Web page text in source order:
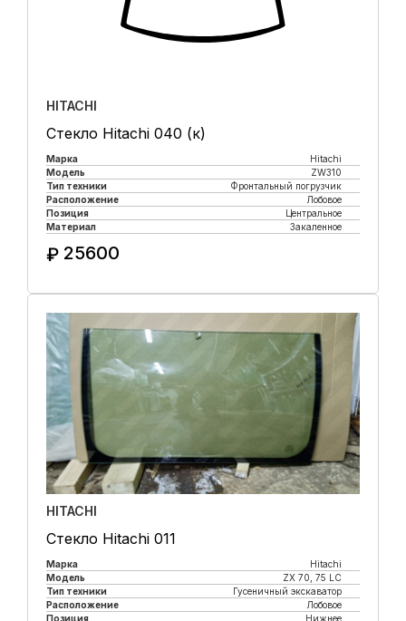
HITACHI
Стекло Hitachi 040 (к)
Марка
Hitachi
Модель
ZW310
Тип техники
Фронтальный погрузчик
Расположение
Лобовое
Позиция
Центральное
Материал
Закаленное
₽ 25600
HITACHI
Стекло Hitachi 011
Марка
Hitachi
Модель
ZX 70, 75 LC
Тип техники
Гусеничный экскаватор
Расположение
Лобовое
Позиция
Нижнее